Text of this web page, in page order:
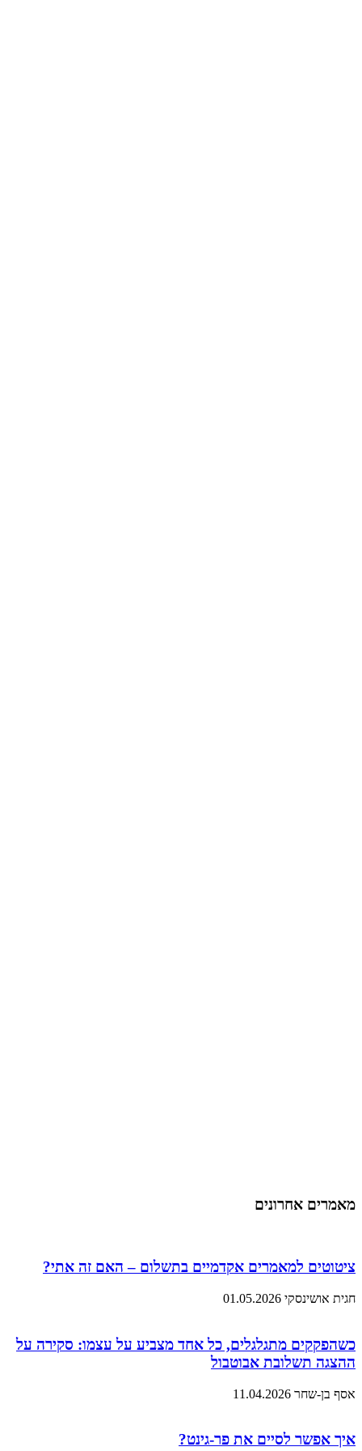
מאמרים אחרונים
ציטוטים למאמרים אקדמיים בתשלום – האם זה אתי?
חגית אושינסקי 01.05.2026
כשהפקקים מתגלגלים, כל אחד מצביע על עצמו: סקירה על
ההצגה תשלובת אבוטבול
אסף בן-שחר 11.04.2026
איך אפשר לסיים את פר-גינט?